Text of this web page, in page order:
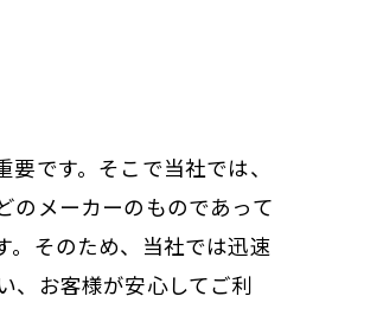
です。そこで当社では、
のメーカーのものであって
。そのため、当社では迅速
、お客様が安心してご利